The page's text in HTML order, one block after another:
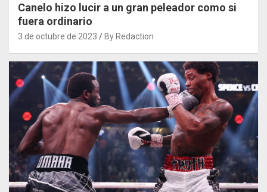
Canelo hizo lucir a un gran peleador como si
fuera ordinario
3 de octubre de 2023 By Redaction